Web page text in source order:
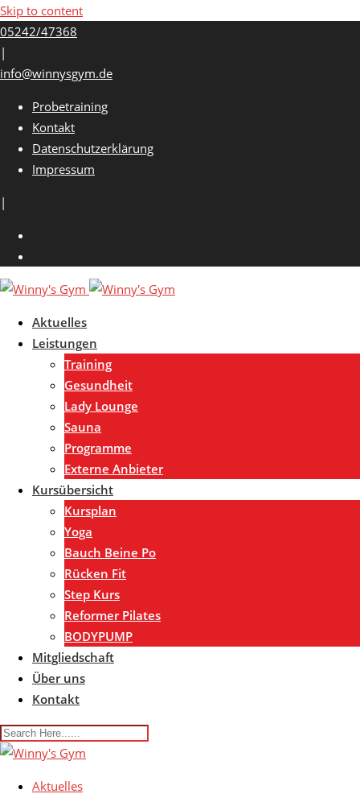
Skip to content
05242/47368
|
info@winnysgym.de
Probetraining
Kontakt
Datenschutzerklärung
Impressum
|
Aktuelles
Leistungen
Training
Gesundheit
Lady Lounge
Sauna
Programme
Externe Anbieter
Kursübersicht
Kursplan
Yoga
Bauch Beine Po
Rücken Fit
Step Kurs
Reformer Pilates
BODYPUMP
Mitgliedschaft
Über uns
Kontakt
Aktuelles